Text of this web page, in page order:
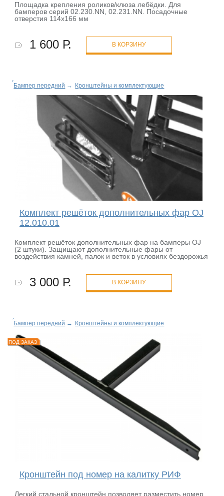
Площадка крепления роликов/клюза лебёдки. Для
бамперов серий 02.230.NN, 02.231.NN. Посадочные
отверстия 114х166 мм
1 600 Р. В КОРЗИНУ
Бампер передний → Кронштейны и комплектующие
Комплект решёток дополнительных фар OJ
12.010.01
Комплект решёток дополнительных фар на бамперы OJ
(2 штуки). Защищают дополнительные фары от
воздействия камней, палок и веток в условиях бездорожья
3 000 Р. В КОРЗИНУ
Бампер передний → Кронштейны и комплектующие
ПОД ЗАКАЗ
Кронштейн под номер на калитку РИФ
Легкий стальной кронштейн позволяет разместить номер